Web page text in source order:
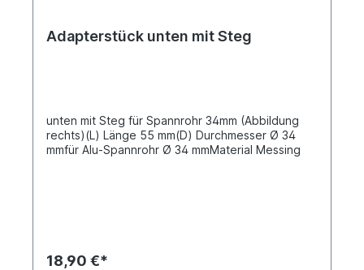
Adapterstück unten mit Steg
unten mit Steg für Spannrohr 34mm (Abbildung
rechts)(L) Länge 55 mm(D) Durchmesser Ø 34
mmfür Alu-Spannrohr Ø 34 mmMaterial Messing
18,90 €*